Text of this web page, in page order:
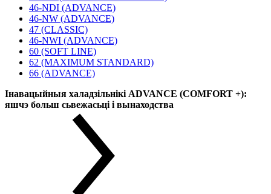
46-NDI (ADVANCE)
46-NW (ADVANCE)
47 (CLASSIC)
46-NWI (ADVANCE)
60 (SOFT LINE)
62 (MAXIMUM STANDARD)
66 (ADVANCE)
Інавацыйныя халадзільнікі ADVANCE (COMFORT +):
яшчэ больш сьвежасьці і вынаходства